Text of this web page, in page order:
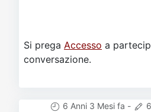
Si prega Accesso a
conversazione.
6 Anni 3 Mesi fa -